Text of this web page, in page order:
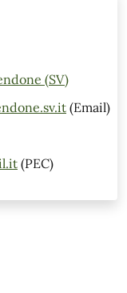
(SV)
(Email)
(PEC)